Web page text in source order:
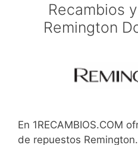
Recambios
Remington
En 1RECAMBIOS.COM
de repuestos